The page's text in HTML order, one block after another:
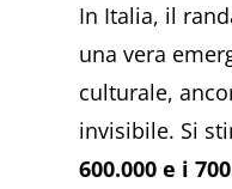
In Italia, il
una vera
culturale,
invisibile. Si
600.000 e i